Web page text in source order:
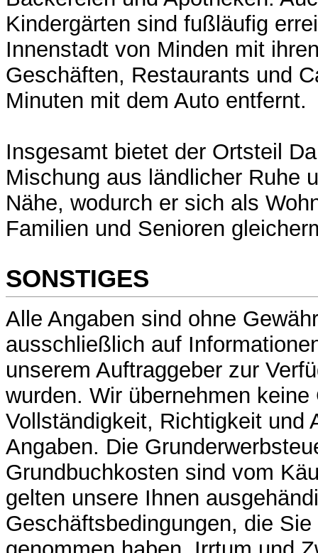
Kindergärten sind fußläufig
Innenstadt von Minden mit
Geschäften, Restaurants und
Minuten mit dem Auto entfernt.
Insgesamt bietet der Ortsteil
Mischung aus ländlicher Ruhe
Nähe, wodurch er sich als
Familien und Senioren
SONSTIGES
Alle Angaben sind ohne
ausschließlich auf
unserem Auftraggeber zur
wurden. Wir übernehmen keine
Vollständigkeit, Richtigkeit und
Angaben. Die
Grundbuchkosten sind vom
gelten unsere Ihnen
Geschäftsbedingungen, die